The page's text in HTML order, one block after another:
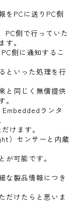
をPCに送りPC側
PC側で行っていた
。
側に通知するこ
といった処理を行
と同じく無償提供
ランタ
けます。
）センサーと内蔵
が可能です。
な製品情報につき
だけたらと思いま